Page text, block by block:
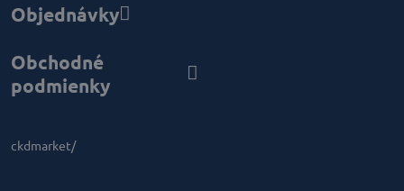
Objednávky
Obchodné
podmienky
ckdmarket/